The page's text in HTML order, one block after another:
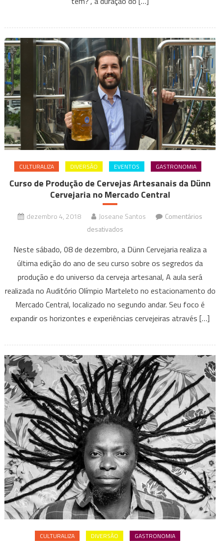
que
BH
tem?”
CULTURALIZA DIVERSÃO EVENTOS GASTRONOMIA
Curso de Produção de Cervejas Artesanais da Dünn
Cervejaria no Mercado Central
dezembro 4, 2018 Joseane Santos
Comentários
desativados
de
Produção
de
Cervejas
Artesanais
da
Mercado
Central
Neste sábado, 08 de dezembro, a Dünn Cervejaria realiza a
última edição do ano de seu curso sobre os segredos da
produção e do universo da cerveja artesanal, A aula será
realizada no Auditório Olímpio Marteleto no estacionamento do
Mercado Central, localizado no segundo andar. Seu foco é
expandir os horizontes e experiências cervejeiras através […]
CULTURALIZA DIVERSÃO
GASTRONOMIA